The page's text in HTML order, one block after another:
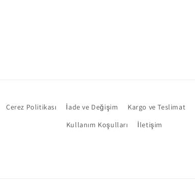
Çerez Politikası İade ve Değişim Kargo ve Teslimat
Kullanım Koşulları
İletişim